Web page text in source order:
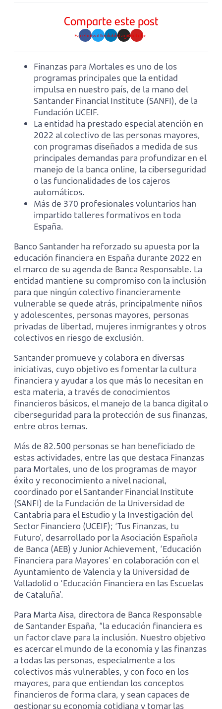
Comparte este post
FacebookTwitterLinkedinInstagramYoutube
Finanzas para Mortales es uno de los
programas principales que la entidad
impulsa en nuestro país, de la mano del
Santander Financial Institute (SANFI), de la
Fundación UCEIF.
La entidad ha prestado especial atención en
2022 al colectivo de las personas mayores,
con programas diseñados a medida de sus
principales demandas para profundizar en el
manejo de la banca online, la ciberseguridad
o las funcionalidades de los cajeros
automáticos.
Más de 370 profesionales voluntarios han
impartido talleres formativos en toda
España.
Banco Santander ha reforzado su apuesta por la
educación financiera en España durante 2022 en
el marco de su agenda de Banca Responsable. La
entidad mantiene su compromiso con la inclusión
para que ningún colectivo financieramente
vulnerable se quede atrás, principalmente niños
y adolescentes, personas mayores, personas
privadas de libertad, mujeres inmigrantes y otros
colectivos en riesgo de exclusión.
Santander promueve y colabora en diversas
iniciativas, cuyo objetivo es fomentar la cultura
financiera y ayudar a los que más lo necesitan en
esta materia, a través de conocimientos
financieros básicos, el manejo de la banca digital o
ciberseguridad para la protección de sus finanzas,
entre otros temas.
Más de 82.500 personas se han beneficiado de
estas actividades, entre las que destaca Finanzas
para Mortales, uno de los programas de mayor
éxito y reconocimiento a nivel nacional,
coordinado por el Santander Financial Institute
(SANFI) de la Fundación de la Universidad de
Cantabria para el Estudio y la Investigación del
Sector Financiero (UCEIF); ‘Tus Finanzas, tu
Futuro’, desarrollado por la Asociación Española
de Banca (AEB) y Junior Achievement, ‘Educación
Financiera para Mayores’ en colaboración con el
Ayuntamiento de Valencia y la Universidad de
Valladolid o ‘Educación Financiera en las Escuelas
de Cataluña’.
Para Marta Aisa, directora de Banca Responsable
de Santander España, “la educación financiera es
un factor clave para la inclusión. Nuestro objetivo
es acercar el mundo de la economía y las finanzas
a todas las personas, especialmente a los
colectivos más vulnerables, y con foco en los
mayores, para que entiendan los conceptos
financieros de forma clara, y sean capaces de
gestionar su economía cotidiana y tomar las